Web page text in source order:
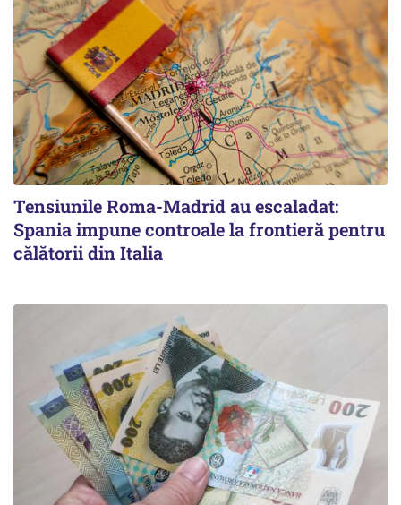
Tensiunile Roma-Madrid au escaladat:
Spania impune controale la frontieră pentru
călătorii din Italia